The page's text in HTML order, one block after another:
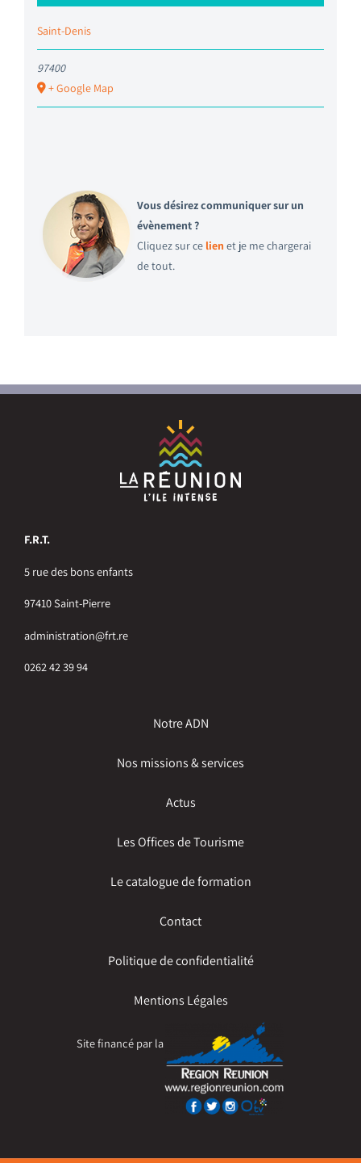
Saint-Denis
97400
+ Google Map
Vous désirez communiquer sur un
évènement ?
Cliquez sur ce lien et je me chargerai
de tout.
F.R.T.
5 rue des bons enfants
97410 Saint-Pierre
administration@frt.re
0262 42 39 94
Notre ADN
Nos missions & services
Actus
Les Offices de Tourisme
Le catalogue de formation
Contact
Politique de confidentialité
Mentions Légales
Site financé par la